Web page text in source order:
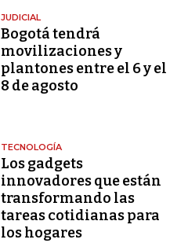
JUDICIAL
Bogotá tendrá
movilizaciones y
plantones entre el 6 y el
8 de agosto
TECNOLOGÍA
Los gadgets
innovadores que están
transformando las
tareas cotidianas para
los hogares